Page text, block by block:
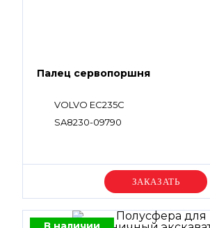
Палец сервопоршня
VOLVO EC235C
SA8230-09790
Уточняйте цену